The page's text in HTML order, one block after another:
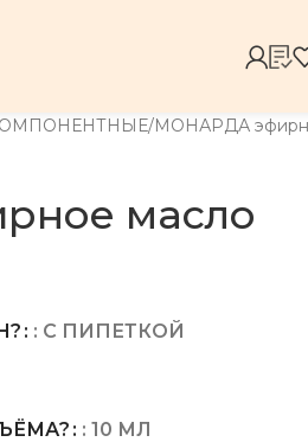
МОНАРДА
масло
: С ПИПЕТКОЙ
: 10 МЛ